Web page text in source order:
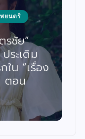
ยนตร์
รชัย”
ระเดิม
น “เรื่อง
ตอน